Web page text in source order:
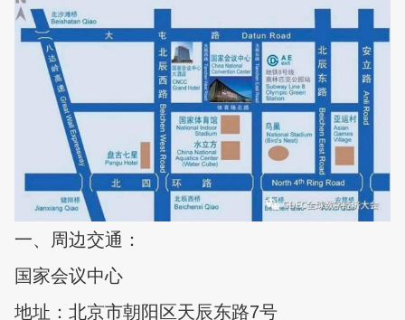
一、周边交通：
国家会议中心
地址：北京市朝阳区天辰东路7号